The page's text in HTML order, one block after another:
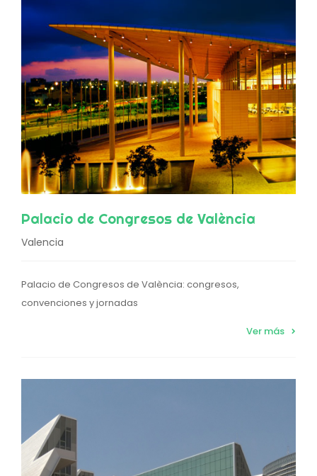
Palacio de Congresos de València
Valencia
Palacio de Congresos de València: congresos,
convenciones y jornadas
Ver más